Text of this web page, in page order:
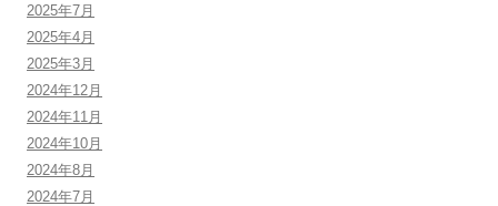
2025年7月
2025年4月
2025年3月
2024年12月
2024年11月
2024年10月
2024年8月
2024年7月